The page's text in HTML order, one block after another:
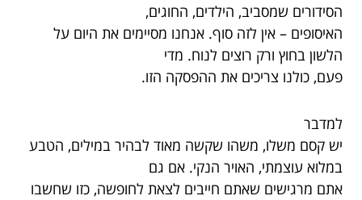
הסידורים שמסביב, הילדים, החוגים,
האיסופים – אין לזה סוף. אנחנו מסיימים את היום על
הלשון בחוץ ורק רוצים לנוח. מדי
פעם, כולנו צריכים את ההפסקה הזו.
למדבר
יש קסם משלו, משהו שקשה מאוד לבהיר במילים, הטבע
במלוא עוצמתי, האויר הנקי. אם גם
אתם מרגישים שאתם חייבים לצאת לחופשה, כזו שחשבו